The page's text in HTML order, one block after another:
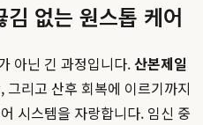
없는 원스톱 케어
아닌 긴 과정입니다.산본제일
그리고 산후 회복에 이르기까지
시스템을 자랑합니다. 임신 중